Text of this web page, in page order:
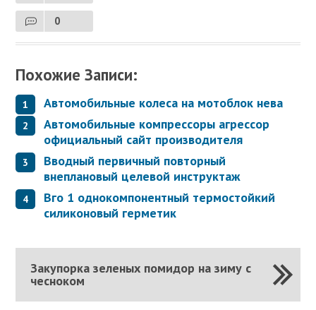
0
Похожие Записи:
Автомобильные колеса на мотоблок нева
Автомобильные компрессоры агрессор
официальный сайт производителя
Вводный первичный повторный
внеплановый целевой инструктаж
Вго 1 однокомпонентный термостойкий
силиконовый герметик
Закупорка зеленых помидор на зиму с
чесноком